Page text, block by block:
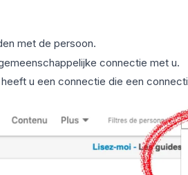
met de persoon.
connectie met u.
u een connectie die een